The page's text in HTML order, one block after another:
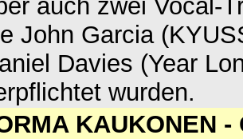
auch zwei Vocal-
John Garcia
Davies (Year
wurden.
KAUKONEN